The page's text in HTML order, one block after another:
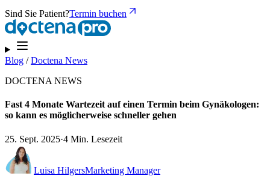
Sind Sie Patient?Termin buchen
Blog /Doctena News
DOCTENA NEWS
Fast 4 Monate Wartezeit auf einen Termin beim Gynäkologen:
so kann es möglicherweise schneller gehen
25. Sept. 2025·4 Min. Lesezeit
Luisa HilgersMarketing Manager